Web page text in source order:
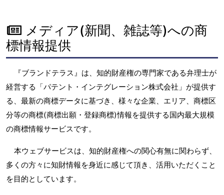
メディア(新聞、雑誌等)への商
標情報提供
『ブランドテラス』は、知的財産権の専門家である弁理士が
経営する「パテント・インテグレーション株式会社」が提供す
る、最新の商標データに基づき、様々な企業、エリア、商標区
分等の商標(商標出願・登録商標)情報を提供する国内最大規模
の商標情報サービスです。
本ウェブサービスは、知的財産権への関心有無に関わらず、
多くの方々に知財情報を身近に感じて頂き、活用いただくこと
を目的としています。